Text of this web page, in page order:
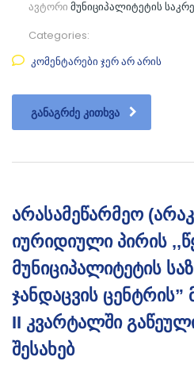
ავტორი მუნიციპალიტეტის
Categories:
კომენტარები ჯერ არ არის
ᲒᲐᲜᲐᲒᲠᲫᲔ ᲙᲘᲗᲮᲕᲐ
არასამეწარმეო
იურიდიული პირის
მუნიციპალიტეტის
ჯანდაცვის ცენტრის”
II კვარტალში
შესახებ